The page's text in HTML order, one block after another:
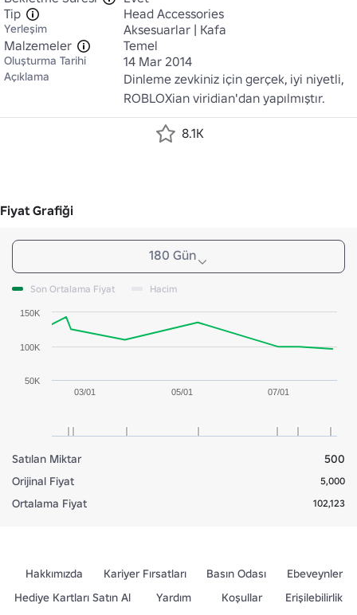
Tip
Head Accessories
Yerleşim
Aksesuarlar | Kafa
Malzemeler
Temel
Oluşturma Tarihi 14 Mar 2014
Açıklama
Dinleme zevkiniz için gerçek, iyi niyetli,
ROBLOXian viridian'dan yapılmıştır.
8.1K
Fiyat Grafiği
180 Gün
Son Ortalama Fiyat Hacim
03/01 05/01 07/01
50K
100K
150K
Satılan Miktar
500
Orijinal Fiyat
5,000
Ortalama Fiyat 102,123
Hakkımızda Kariyer Fırsatları Basın Odası
Ebeveynler
Hediye Kartları Satın Al
Yardım Koşullar
Erişilebilirlik